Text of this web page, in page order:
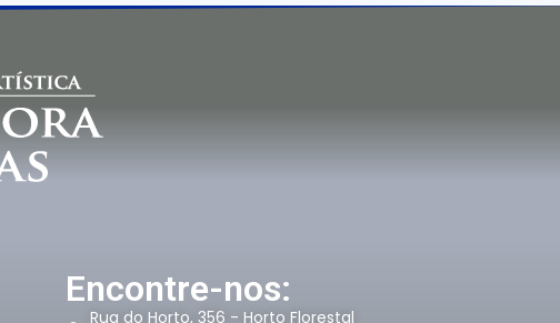
Encontre-nos:
Rua do Horto, 356 - Horto Florestal